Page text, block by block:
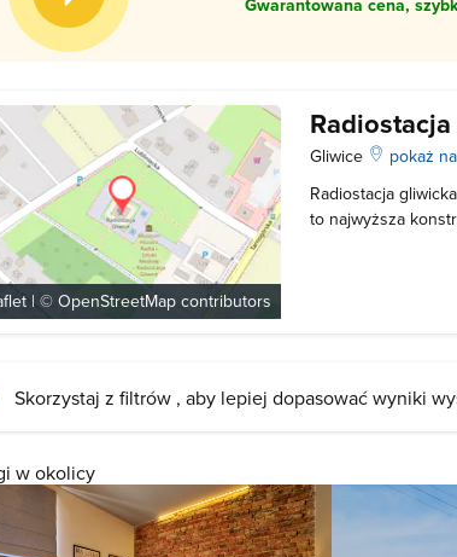
| ©OpenStreetMap contributors
Gliwice pokaż
Radiostacja
to najwyższa
Skorzystaj z filtrów , aby lepiej dopasować wyniki
w okolicy